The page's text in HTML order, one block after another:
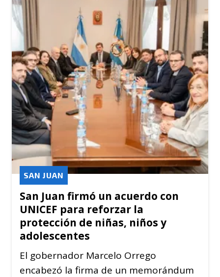
San Juan firmó un acuerdo con
UNICEF para reforzar la
protección de niñas, niños y
adolescentes
SAN JUAN
El gobernador Marcelo Orrego
encabezó la firma de un memorándum